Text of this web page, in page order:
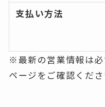
支払い方法
※最新の営業情報は
ページをご確認くださ